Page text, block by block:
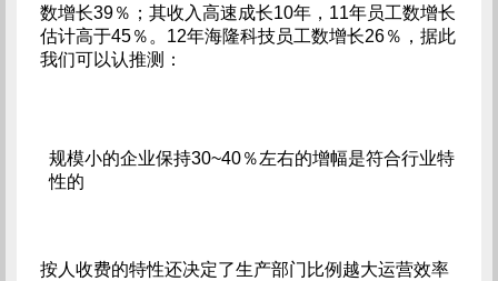
数增长39％；其收入高速成长10年，11年员工数增长
估计高于45％。12年海隆科技员工数增长26％，据此
我们可以认推测：
规模小的企业保持30~40％左右的增幅是符合行业特
性的
按人收费的特性还决定了生产部门比例越大运营效率